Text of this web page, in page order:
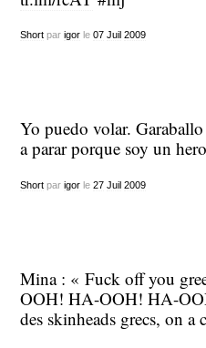
Shortpar igorle 07 Juil 2009
Yo puedo volar.
a parar porque soy un
Shortpar igorle 27 Juil 2009
Mina : « Fuck off you
OOH! HA-OOH! HA-
des skinheads grecs, on a